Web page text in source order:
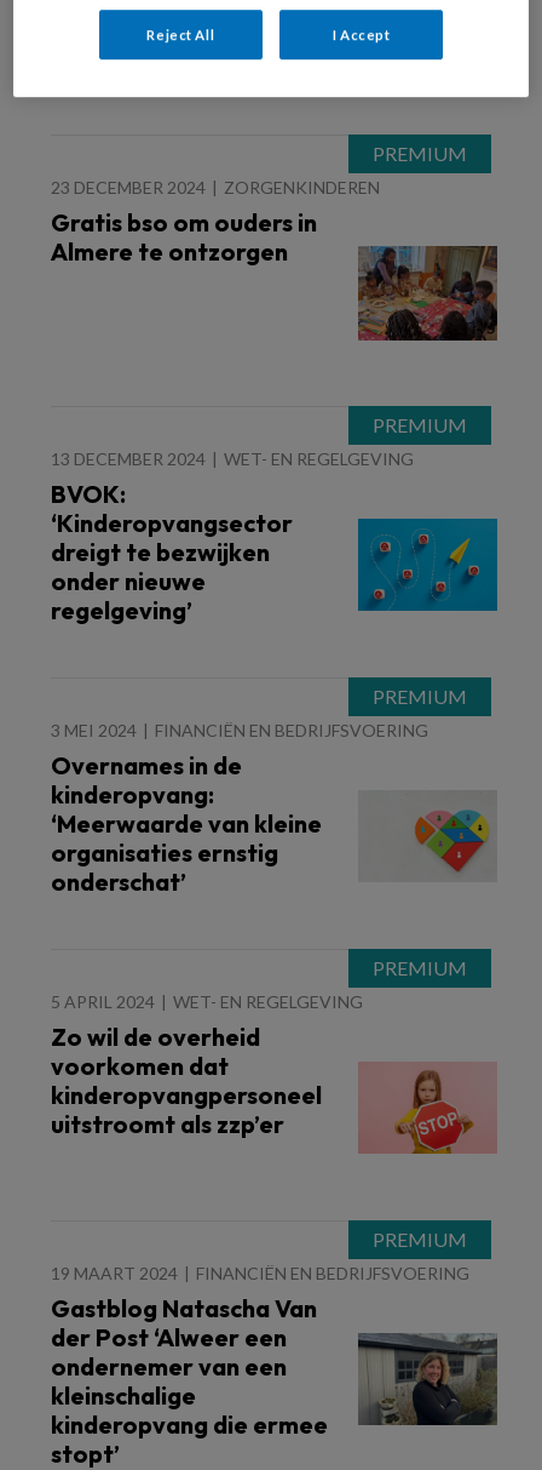
23 DECEMBER 2024 ZORGENKINDEREN
Gratis bso om ouders in
Almere te ontzorgen
13 DECEMBER 2024 WET- EN REGELGEVING
BVOK:
‘Kinderopvangsector
dreigt te bezwijken
onder nieuwe
regelgeving’
3 MEI 2024 FINANCIËN EN BEDRIJFSVOERING
Overnames in de
kinderopvang:
‘Meerwaarde van kleine
organisaties ernstig
onderschat’
5 APRIL 2024 WET- EN REGELGEVING
Zo wil de overheid
voorkomen dat
kinderopvangpersoneel
uitstroomt als zzp’er
19 MAART 2024 FINANCIËN EN BEDRIJFSVOERING
Gastblog Natascha Van
der Post ‘Alweer een
ondernemer van een
kleinschalige
kinderopvang die ermee
stopt’
Reject All I Accept